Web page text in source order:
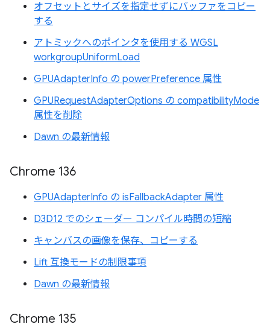
オフセットとサイズを指定せずにバッファをコピー
する
アトミックへのポインタを使用する WGSL
workgroupUniformLoad
GPUAdapterInfo の powerPreference 属性
GPURequestAdapterOptions の compatibilityMode
属性を削除
Dawn の最新情報
Chrome 136
GPUAdapterInfo の isFallbackAdapter 属性
D3D12 でのシェーダー コンパイル時間の短縮
キャンバスの画像を保存、コピーする
Lift 互換モードの制限事項
Dawn の最新情報
Chrome 135